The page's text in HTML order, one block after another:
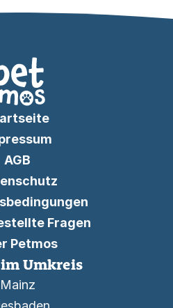
AGB
Fragen
Petmos
Umkreis
Mainz